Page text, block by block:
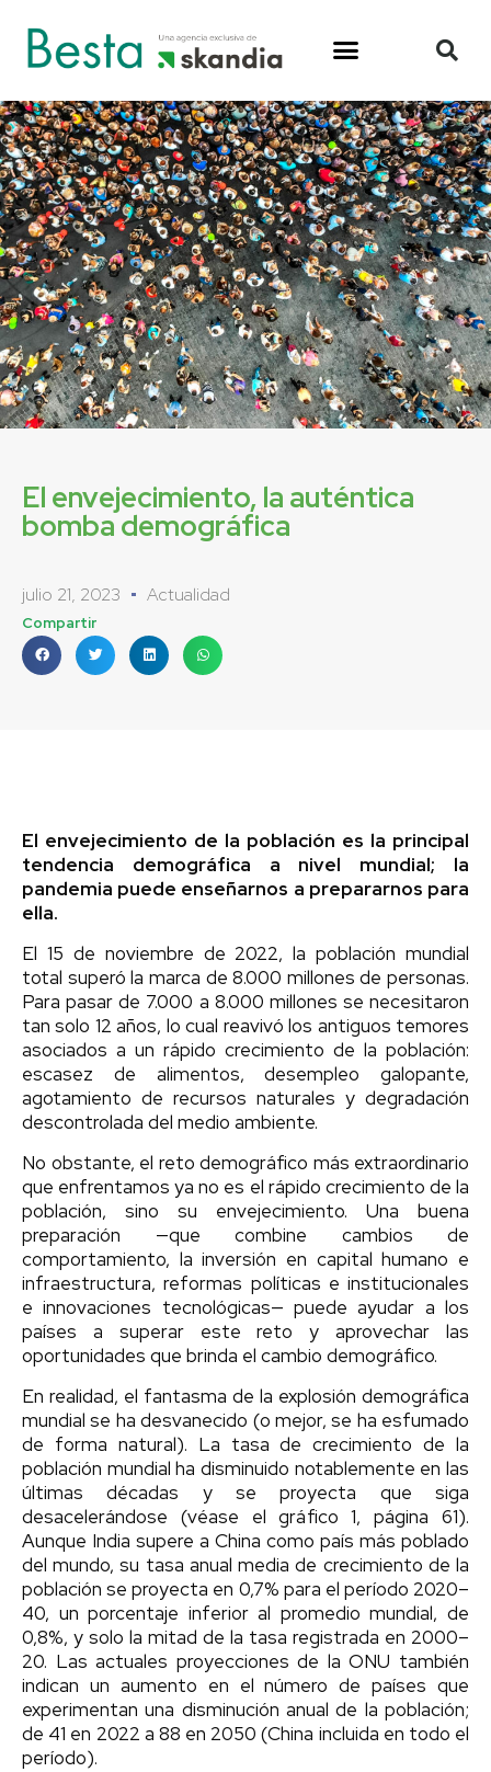
El envejecimiento, la auténtica
bomba demográfica
julio 21, 2023 Actualidad
Compartir
El envejecimiento de la población es la principal
tendencia demográfica a nivel mundial; la
pandemia puede enseñarnos a prepararnos para
ella.
El 15 de noviembre de 2022, la población mundial
total superó la marca de 8.000 millones de personas.
Para pasar de 7.000 a 8.000 millones se necesitaron
tan solo 12 años, lo cual reavivó los antiguos temores
asociados a un rápido crecimiento de la población:
escasez de alimentos, desempleo galopante,
agotamiento de recursos naturales y degradación
descontrolada del medio ambiente.
No obstante, el reto demográfico más extraordinario
que enfrentamos ya no es el rápido crecimiento de la
población, sino su envejecimiento. Una buena
preparación —que combine cambios de
comportamiento, la inversión en capital humano e
infraestructura, reformas políticas e institucionales
e innovaciones tecnológicas— puede ayudar a los
países a superar este reto y aprovechar las
oportunidades que brinda el cambio demográfico.
En realidad, el fantasma de la explosión demográfica
mundial se ha desvanecido (o mejor, se ha esfumado
de forma natural). La tasa de crecimiento de la
población mundial ha disminuido notablemente en las
últimas décadas y se proyecta que siga
desacelerándose (véase el gráfico 1, página 61).
Aunque India supere a China como país más poblado
del mundo, su tasa anual media de crecimiento de la
población se proyecta en 0,7% para el período 2020–
40, un porcentaje inferior al promedio mundial, de
0,8%, y solo la mitad de la tasa registrada en 2000–
20. Las actuales proyecciones de la ONU también
indican un aumento en el número de países que
experimentan una disminución anual de la población;
de 41 en 2022 a 88 en 2050 (China incluida en todo el
período).